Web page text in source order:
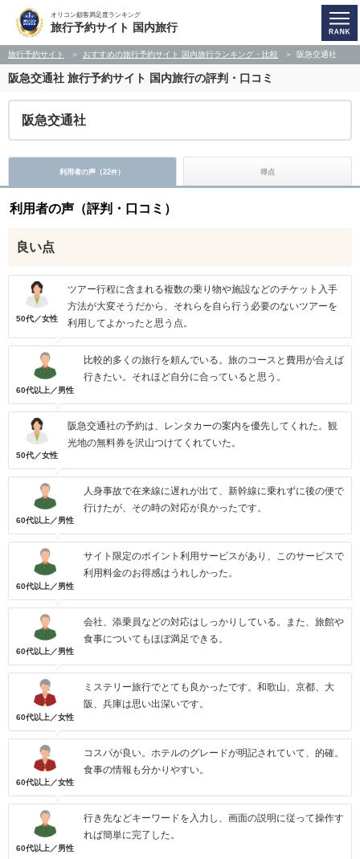
オリコン顧客満足度ランキング
旅行予約サイト 国内旅行
旅行予約サイト おすすめの旅行予約サイト 国内旅行ランキング・比較 阪急交通社
阪急交通社 旅行予約サイト 国内旅行の評判・口コミ
阪急交通社
利用者の声（22件） 得点
利用者の声（評判・口コミ）
良い点
50代／女性
ツアー行程に含まれる複数の乗り物や施設などのチケット入手
方法が大変そうだから、それらを自ら行う必要のないツアーを
利用してよかったと思う点。
60代以上／男性
比較的多くの旅行を頼んでいる。旅のコースと費用が合えば
行きたい。それほど自分に合っていると思う。
50代／女性
阪急交通社の予約は、レンタカーの案内を優先してくれた。観
光地の無料券を沢山つけてくれていた。
60代以上／男性
人身事故で在来線に遅れが出て、新幹線に乗れずに後の便で
行けたが、その時の対応が良かったです。
60代以上／男性
サイト限定のポイント利用サービスがあり、このサービスで
利用料金のお得感はうれしかった。
60代以上／男性
会社、添乗員などの対応はしっかりしている。また、旅館や
食事についてもほぼ満足できる。
60代以上／女性
ミステリー旅行でとても良かったです。和歌山、京都、大
阪、兵庫は思い出深いです。
60代以上／女性
コスパが良い。ホテルのグレードが明記されていて、的確。
食事の情報も分かりやすい。
60代以上／男性
行き先などキーワードを入力し、画面の説明に従って操作す
れば簡単に完了した。